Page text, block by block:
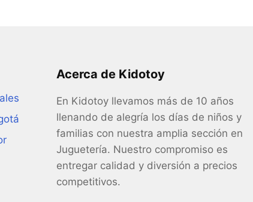
Acerca de Kidotoy
En Kidotoy llevamos más de 10 años
llenando de alegría los días de niños y
familias con nuestra amplia sección en
Juguetería. Nuestro compromiso es
entregar calidad y diversión a precios
competitivos.